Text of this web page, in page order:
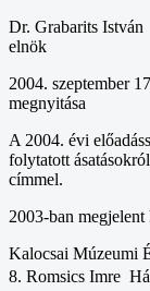
Dr. Grabarits István
elnök
2004. szeptember
megnyitása
A 2004. évi
folytatott
címmel.
2003-ban
Kalocsai Múzeumi
8. Romsics Imre 